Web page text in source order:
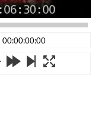
00:00:00:00